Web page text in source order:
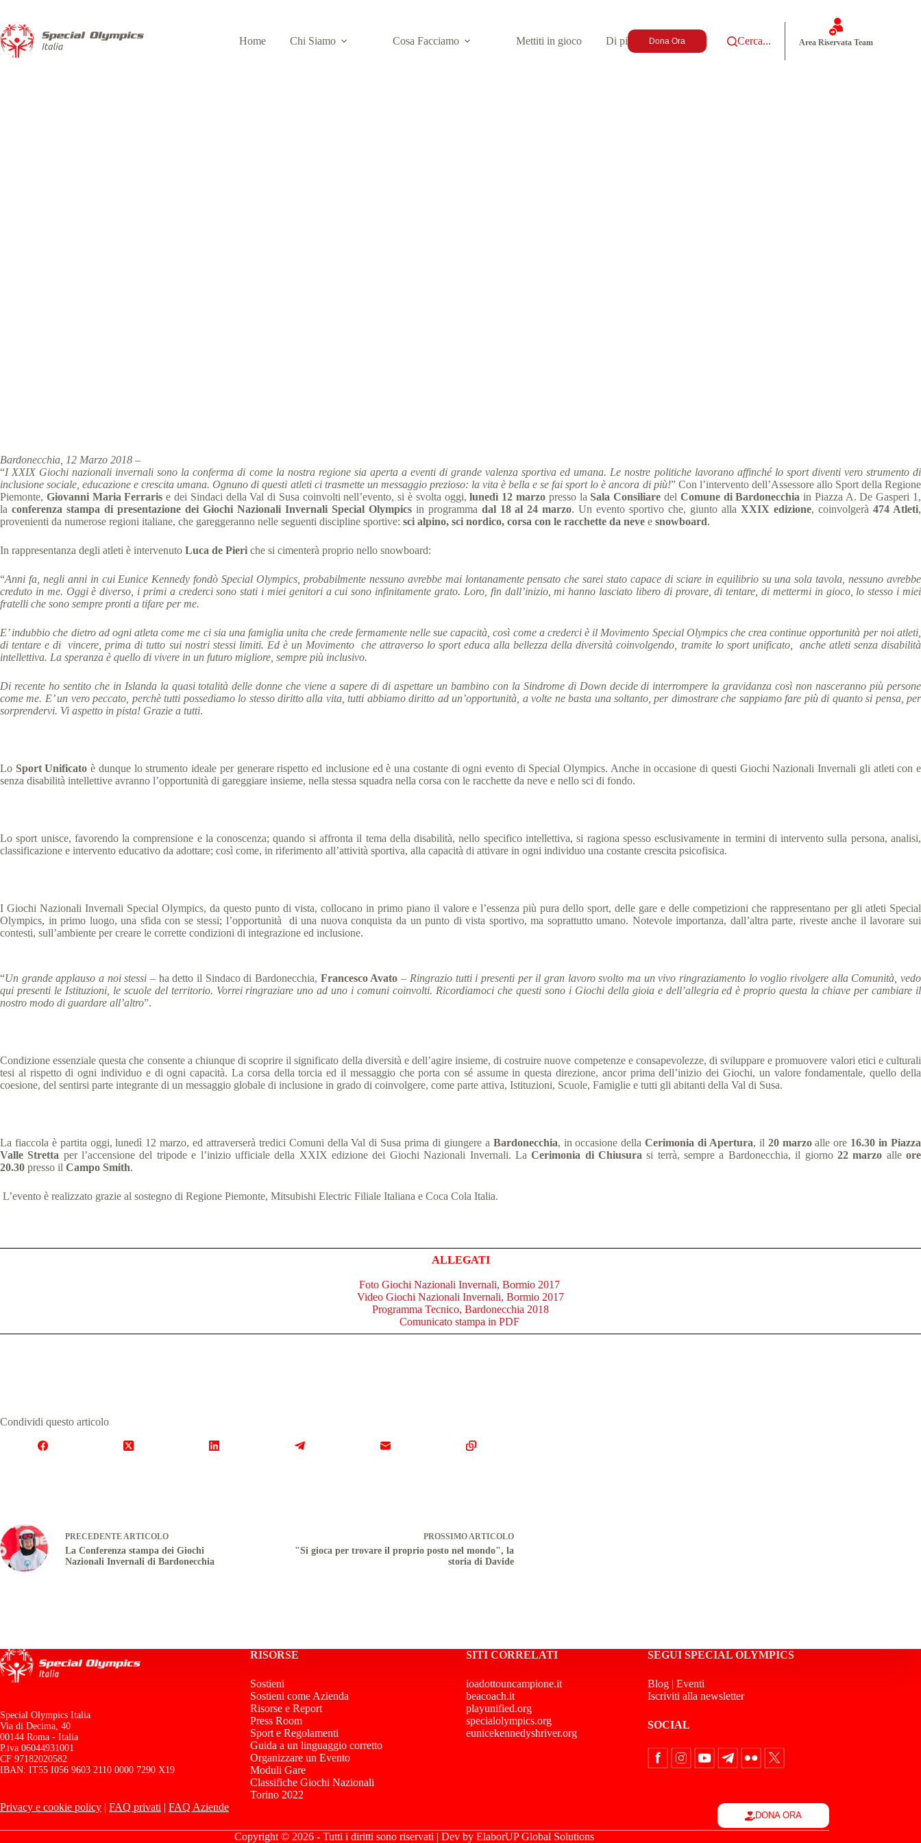
Home Chi Siamo Cosa Facciamo Mettiti in gioco Di più Dona Ora Cerca... Area Riservata Team
Bardonecchia, 12 Marzo 2018 –
“I XXIX Giochi nazionali invernali sono la conferma di come la nostra regione sia aperta a eventi di grande valenza sportiva ed umana. Le nostre politiche lavorano affinché lo sport diventi vero strumento di
inclusione sociale, educazione e crescita umana. Ognuno di questi atleti ci trasmette un messaggio prezioso: la vita è bella e se fai sport lo è ancora di più!” Con l’intervento dell’Assessore allo Sport della Regione
Piemonte, Giovanni Maria Ferraris e dei Sindaci della Val di Susa coinvolti nell’evento, si è svolta oggi,lunedì 12 marzopresso laSala Consiliare del Comune di Bardonecchia in Piazza A. De Gasperi 1,
la conferenza stampa di presentazione dei Giochi Nazionali Invernali Special Olympicsin programma dal 18 al 24 marzo. Un evento sportivo che, giunto allaXXIX edizione, coinvolgerà474 Atleti,
provenienti da numerose regioni italiane, che gareggeranno nelle seguenti discipline sportive: sci alpino, sci nordico, corsa con le racchette da neve e snowboard.
In rappresentanza degli atleti è intervenuto Luca de Pieri che si cimenterà proprio nello snowboard:
“Anni fa, negli anni in cui Eunice Kennedy fondò Special Olympics, probabilmente nessuno avrebbe mai lontanamente pensato che sarei stato capace di sciare in equilibrio su una sola tavola, nessuno avrebbe
creduto in me. Oggi è diverso, i primi a crederci sono stati i miei genitori a cui sono infinitamente grato. Loro, fin dall’inizio, mi hanno lasciato libero di provare, di tentare, di mettermi in gioco, lo stesso i miei
fratelli che sono sempre pronti a tifare per me.
E’ indubbio che dietro ad ogni atleta come me ci sia una famiglia unita che crede fermamente nelle sue capacità, così come a crederci è il Movimento Special Olympics che crea continue opportunità per noi atleti,
di tentare e di vincere, prima di tutto sui nostri stessi limiti. Ed è un Movimento che attraverso lo sport educa alla bellezza della diversità coinvolgendo, tramite lo sport unificato, anche atleti senza disabilità
intellettiva. La speranza è quello di vivere in un futuro migliore, sempre più inclusivo.
Di recente ho sentito che in Islanda la quasi totalità delle donne che viene a sapere di di aspettare un bambino con la Sindrome di Down decide di interrompere la gravidanza così non nasceranno più persone
come me. E’ un vero peccato, perchè tutti possediamo lo stesso diritto alla vita, tutti abbiamo diritto ad un’opportunità, a volte ne basta una soltanto, per dimostrare che sappiamo fare più di quanto si pensa, per
sorprendervi. Vi aspetto in pista! Grazie a tutti.
Lo Sport Unificato è dunque lo strumento ideale per generare rispetto ed inclusione ed è una costante di ogni evento di Special Olympics. Anche in occasione di questi Giochi Nazionali Invernali gli atleti con e
senza disabilità intellettive avranno l’opportunità di gareggiare insieme, nella stessa squadra nella corsa con le racchette da neve e nello sci di fondo.
Lo sport unisce, favorendo la comprensione e la conoscenza; quando si affronta il tema della disabilità, nello specifico intellettiva, si ragiona spesso esclusivamente in termini di intervento sulla persona, analisi,
classificazione e intervento educativo da adottare; così come, in riferimento all’attività sportiva, alla capacità di attivare in ogni individuo una costante crescita psicofisica.
I Giochi Nazionali Invernali Special Olympics, da questo punto di vista, collocano in primo piano il valore e l’essenza più pura dello sport, delle gare e delle competizioni che rappresentano per gli atleti Special
Olympics, in primo luogo, una sfida con se stessi; l’opportunità di una nuova conquista da un punto di vista sportivo, ma soprattutto umano. Notevole importanza, dall’altra parte, riveste anche il lavorare sui
contesti, sull’ambiente per creare le corrette condizioni di integrazione ed inclusione.
“Un grande applauso a noi stessi – ha detto il Sindaco di Bardonecchia, Francesco Avato – Ringrazio tutti i presenti per il gran lavoro svolto ma un vivo ringraziamento lo voglio rivolgere alla Comunità, vedo
qui presenti le Istituzioni, le scuole del territorio. Vorrei ringraziare uno ad uno i comuni coinvolti. Ricordiamoci che questi sono i Giochi della gioia e dell’allegria ed è proprio questa la chiave per cambiare il
nostro modo di guardare all’altro”.
Condizione essenziale questa che consente a chiunque di scoprire il significato della diversità e dell’agire insieme, di costruire nuove competenze e consapevolezze, di sviluppare e promuovere valori etici e culturali
tesi al rispetto di ogni individuo e di ogni capacità. La corsa della torcia ed il messaggio che porta con sé assume in questa direzione, ancor prima dell’inizio dei Giochi, un valore fondamentale, quello della
coesione, del sentirsi parte integrante di un messaggio globale di inclusione in grado di coinvolgere, come parte attiva, Istituzioni, Scuole, Famiglie e tutti gli abitanti della Val di Susa.
La fiaccola è partita oggi, lunedì 12 marzo, ed attraverserà tredici Comuni della Val di Susa prima di giungere a Bardonecchia, in occasione dellaCerimonia di Apertura, il 20 marzoalle ore 16.30 in Piazza
Valle Stretta per l’accensione del tripode e l’inizio ufficiale della XXIX edizione dei Giochi Nazionali Invernali. La Cerimonia di Chiusura si terrà, sempre a Bardonecchia, il giorno 22 marzo alleore
20.30 presso il Campo Smith.
L’evento è realizzato grazie al sostegno di Regione Piemonte, Mitsubishi Electric Filiale Italiana e Coca Cola Italia.
ALLEGATI
Foto Giochi Nazionali Invernali, Bormio 2017
Video Giochi Nazionali Invernali, Bormio 2017
Programma Tecnico, Bardonecchia 2018
Comunicato stampa in PDF
Condividi questo articolo
PRECEDENTE ARTICOLO
La Conferenza stampa dei Giochi
Nazionali Invernali di Bardonecchia
PROSSIMO ARTICOLO
"Si gioca per trovare il proprio posto nel mondo", la
storia di Davide
Special Olympics Italia
Via di Decima, 40
00144 Roma - Italia
P.iva 06044931001
CF 97182020582
IBAN: IT55 I056 9603 2110 0000 7290 X19
RISORSE
Sostieni
Sostieni come Azienda
Risorse e Report
Press Room
Sport e Regolamenti
Guida a un linguaggio corretto
Organizzare un Evento
Moduli Gare
Classifiche Giochi Nazionali
Torino 2022
SITI CORRELATI
ioadottouncampione.it
beacoach.it
playunified.org
specialolympics.org
eunicekennedyshriver.org
SEGUI SPECIAL OLYMPICS
Blog| Eventi
Iscriviti alla newsletter
SOCIAL
Privacy e cookie policy | FAQ privati | FAQ Aziende
DONA ORA
Copyright © 2026 - Tutti i diritti sono riservati | Dev byElaborUP Global Solutions